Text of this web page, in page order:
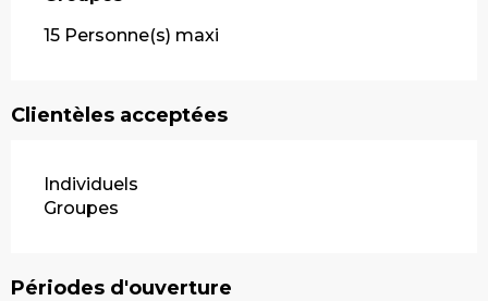
15 Personne(s) maxi
Clientèles acceptées
Individuels
Groupes
Périodes d'ouverture